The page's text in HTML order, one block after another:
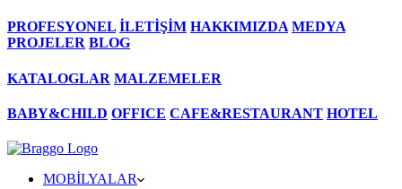
PROFESYONEL İLETİŞİM HAKKIMIZDA MEDYA
PROJELER BLOG
KATALOGLAR MALZEMELER
BABY&CHILD OFFICE CAFE&RESTAURANT HOTEL
MOBİLYALAR